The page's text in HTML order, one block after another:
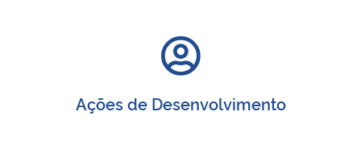
Ações de Desenvolvimento